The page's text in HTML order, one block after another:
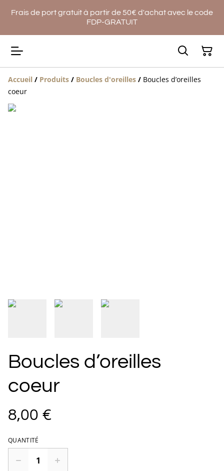
Frais de port gratuit à partir de 50€ d'achat avec le code
FDP-GRATUIT
Accueil / Produits / Boucles d'oreilles / Boucles d’oreilles
coeur
Boucles d’oreilles
coeur
8,00 €
QUANTITÉ